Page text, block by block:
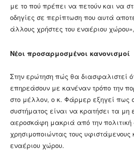
με το πού πρέπει να πετούν και να
οδηγίες σε περίπτωση που αυτά
άλλους χρήστες του εναέριου
Nέοι προσαρμοσμένοι κανονισμοί
Στην ερώτηση πώς θα διασφαλιστεί
επηρεάσουν με κανέναν τρόπο την
στο μέλλον, ο κ. Φάρμερ εξηγεί πως
συστήματος είναι να κρατήσει τα
αεροσκάφη μακριά από την
χρησιμοποιώντας τους υφιστάμενους
εναέριου χώρου.